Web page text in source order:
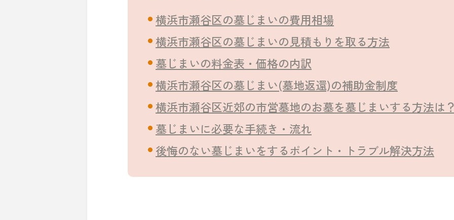
横浜市瀬谷区の墓じまいの費用相場
横浜市瀬谷区の墓じまいの見積もりを取る方法
墓じまいの料金表・価格の内訳
横浜市瀬谷区の墓じまい(墓地返還)の補助金制度
横浜市瀬谷区近郊の市営墓地のお墓を墓じまいする方法は
墓じまいに必要な手続き・流れ
後悔のない墓じまいをするポイント・トラブル解決方法